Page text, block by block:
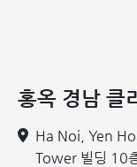
등을 유발하는
국가 필수 예방접종
을 추가할 수 있습
홍옥 경남 클
Ha Noi, Yen
Tower 빌딩 10